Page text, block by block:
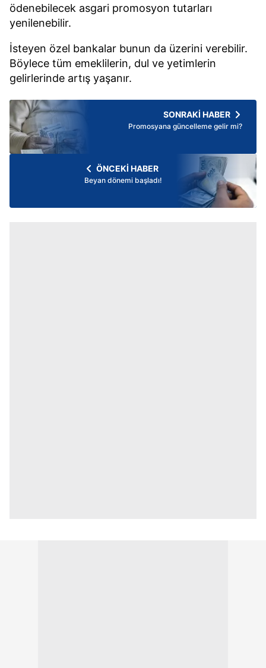
ödenebilecek asgari promosyon tutarları
yenilenebilir.
İsteyen özel bankalar bunun da üzerini verebilir.
Böylece tüm emeklilerin, dul ve yetimlerin
gelirlerinde artış yaşanır.
SONRAKİ HABER
Promosyana güncelleme gelir mi?
ÖNCEKİ HABER
Beyan dönemi başladı!